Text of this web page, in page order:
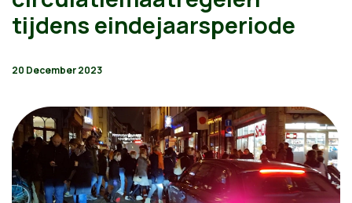
tijdens eindejaarsperiode
20 December 2023